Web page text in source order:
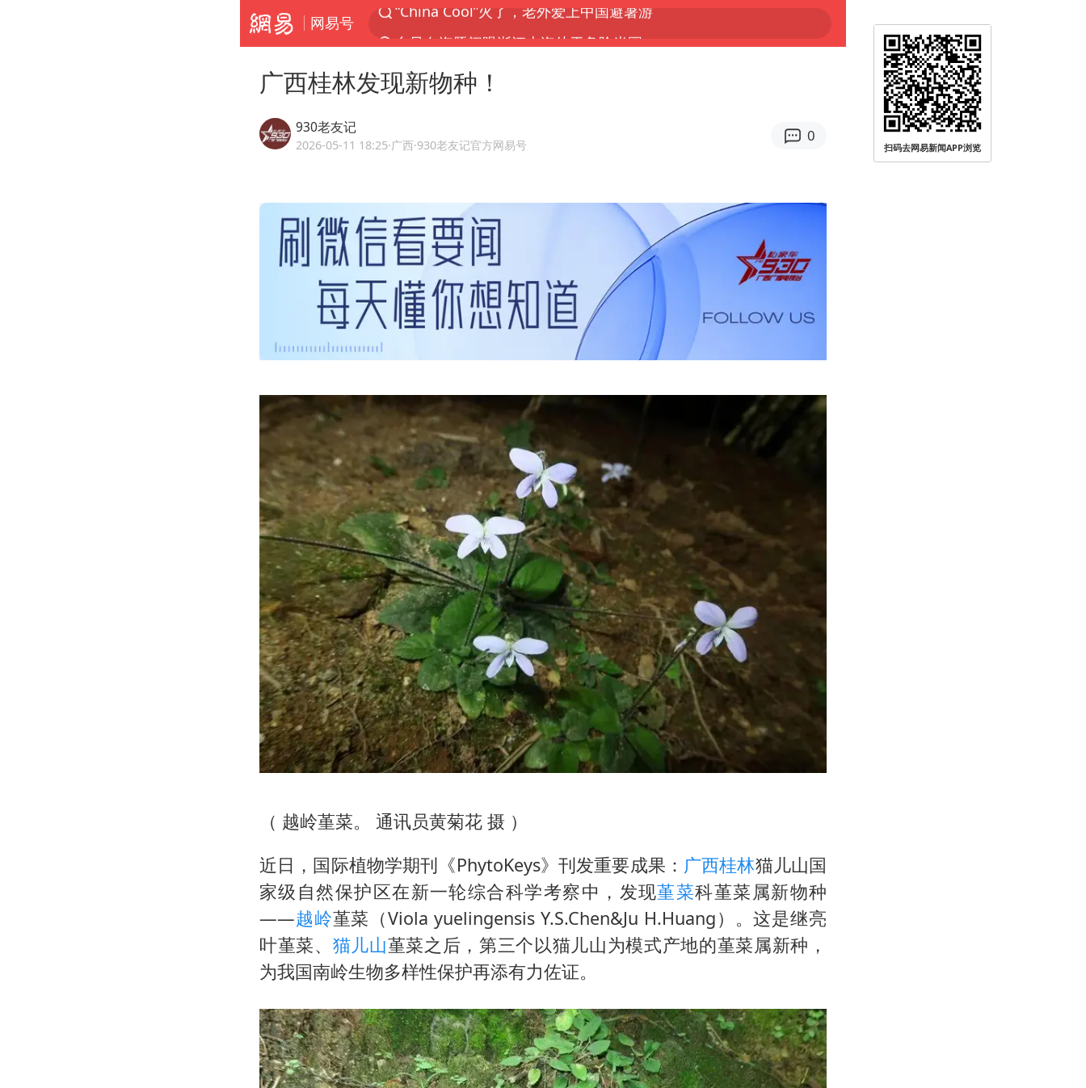
网易号
台风白海豚闭眼浙江上海处于危险半圆
网约车司机充电时猝死保险拒赔
周末打虎 宋致远被查
浙江台州《告全体市民书》
多个明星演唱会取消
四川宜宾市珙县发生3.4级地震
上半年国内居民出游人次34.63亿
刘浩存百花奖开幕式红裙起舞
店主称换“青海拉面”招牌后生意更好
泰国初中生饮弹自尽前开了26枪
“准2万亿”之城点名支持三所大学
万岁山接盘烂尾恒大文旅城
张本智和：零封向鹏不意外
习近平心系体育强国建设
广西桂林发现新物种！
930老友记
2026-05-11 18:25·广西·930老友记官方网易号
0
（ 越岭堇菜。 通讯员黄菊花 摄 ）
近日，国际植物学期刊《PhytoKeys》刊发重要成果： 广西桂林猫儿山国
家级自然保护区在新一轮综合科学考察中，发现堇菜科堇菜属新物种
——越岭堇菜（Viola yuelingensis Y.S.Chen&Ju H.Huang）。这是继亮
叶堇菜、 猫儿山堇菜之后，第三个以猫儿山为模式产地的堇菜属新种，
为我国南岭生物多样性保护再添有力佐证。
扫码去网易新闻APP浏览